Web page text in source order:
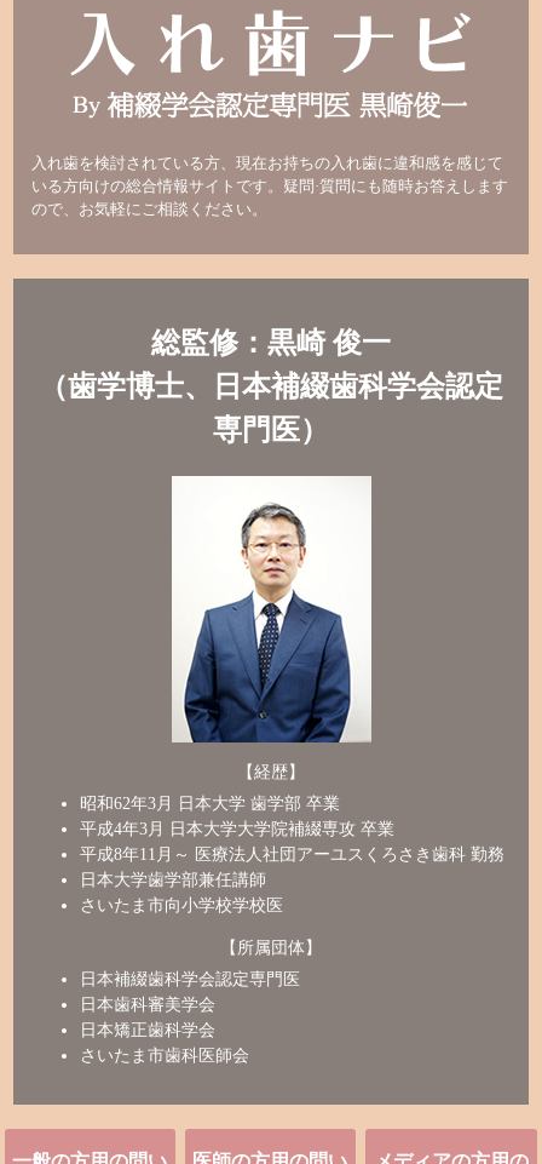
入れ歯を検討されている方、現在お持ちの入れ歯に違和感を感じて
いる方向けの総合情報サイトです。疑問·質問にも随時お答えします
ので、お気軽にご相談ください。
総監修：黒崎 俊一
（歯学博士、日本補綴歯科学会認定
専門医）
【経歴】
昭和62年3月 日本大学 歯学部 卒業
平成4年3月 日本大学大学院補綴専攻 卒業
平成8年11月～ 医療法人社団アーユスくろさき歯科 勤務
日本大学歯学部兼任講師
さいたま市向小学校学校医
【所属団体】
日本補綴歯科学会認定専門医
日本歯科審美学会
日本矯正歯科学会
さいたま市歯科医師会